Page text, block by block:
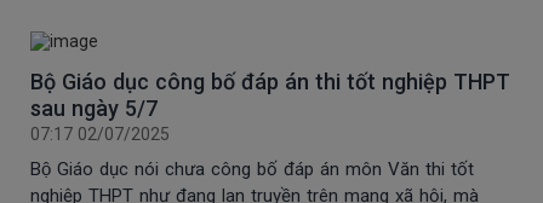
Bộ Giáo dục công bố đáp án thi tốt nghiệp THPT
sau ngày 5/7
07:17 02/07/2025
Bộ Giáo dục nói chưa công bố đáp án môn Văn thi tốt
nghiệp THPT như đang lan truyền trên mạng xã hội, mà